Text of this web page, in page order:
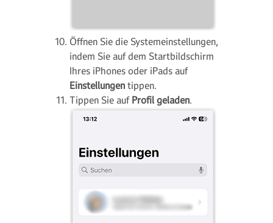
Öffnen Sie die Systemeinstellungen,
indem Sie auf dem Startbildschirm
Ihres iPhones oder iPads auf
Einstellungen tippen.
Tippen Sie auf Profil geladen.